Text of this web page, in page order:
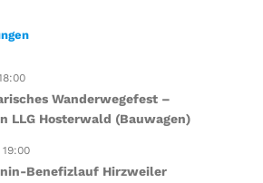
Wanderwegefest –
LLG Hosterwald (Bauwagen)
19:00
Benefizlauf Hirzweiler